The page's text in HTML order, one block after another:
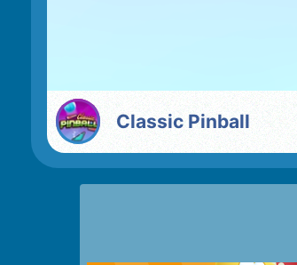
Classic Pinball